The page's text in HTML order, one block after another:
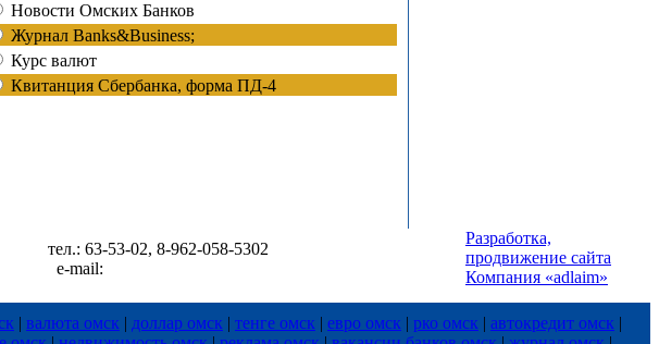
Новости Омских Банков
Журнал Banks&Business;
Курс валют
Квитанция Сбербанка, форма ПД-4
тел.: 63-53-02, 8-962-058-5302
e-mail:
Разработка,
продвижение сайта
Компания «adlaim»
| валюта омск | доллар омск | тенге омск | евро омск | рко омск | автокредит омск |